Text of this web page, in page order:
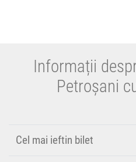
Informații
Petroșani
Cel mai ieftin bilet